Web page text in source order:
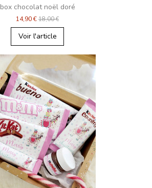
box chocolat noël doré
14,90 € 18,00 €
Voir l'article